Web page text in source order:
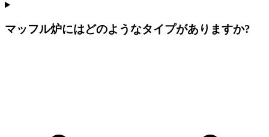
マッフル炉にはどのようなタイプがありますか?